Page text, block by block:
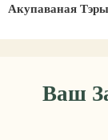
Акупаваная
Ваш